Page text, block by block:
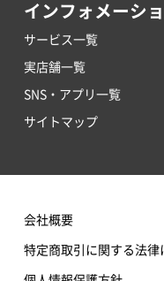
インフォメーシ
サービス一覧
実店舗一覧
SNS・アプリ一覧
サイトマップ
会社概要
特定商取引に関する法律